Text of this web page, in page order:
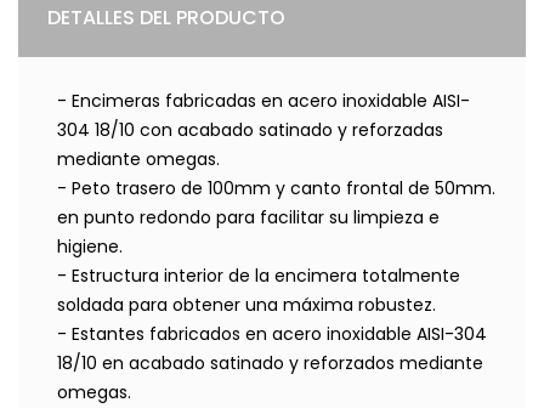
DETALLES DEL PRODUCTO
- Encimeras fabricadas en acero inoxidable AISI-
304 18/10 con acabado satinado y reforzadas
mediante omegas.
- Peto trasero de 100mm y canto frontal de 50mm.
en punto redondo para facilitar su limpieza e
higiene.
- Estructura interior de la encimera totalmente
soldada para obtener una máxima robustez.
- Estantes fabricados en acero inoxidable AISI-304
18/10 en acabado satinado y reforzados mediante
omegas.